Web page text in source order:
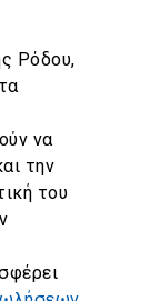
Ρόδου,
να
την
του